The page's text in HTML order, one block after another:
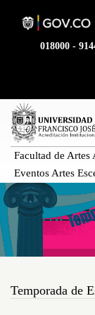
contenido
Linea
018000 -
Facultad de Artes
Eventos Artes
Temporada de